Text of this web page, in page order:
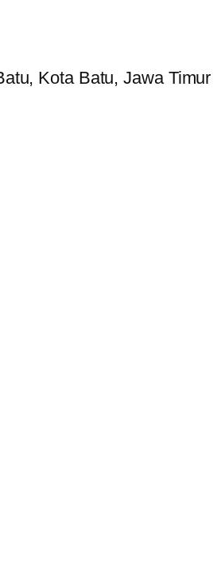
Kota Batu, Jawa Timur